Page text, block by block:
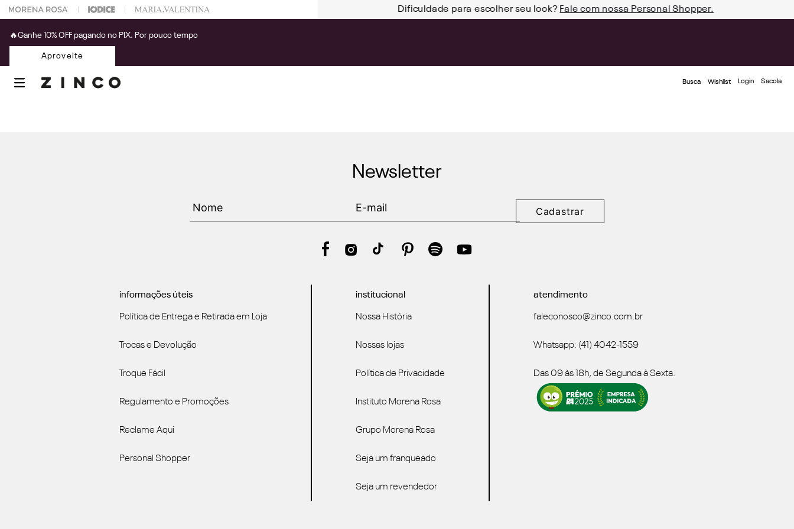
na sua 1° compra usando o cupom: PRIMEIRAZIN Dificuldade para escolher seu look? Fale com nossa Personal Shopper.
🔥Ganhe 10% OFF pagando no PIX. Por pouco tempo
Aproveite
Busca Wishlist Login
Newsletter
Cadastrar
informações úteis
Política de Entrega e Retirada em Loja
Trocas e Devolução
Troque Fácil
Regulamento e Promoções
Reclame Aqui
Personal Shopper
institucional
Nossa História
Nossas lojas
Política de Privacidade
Instituto Morena Rosa
Grupo Morena Rosa
Seja um franqueado
Seja um revendedor
atendimento
faleconosco@zinco.com.br
Whatsapp: (41) 4042-1559
Das 09 às 18h, de Segunda à Sexta.